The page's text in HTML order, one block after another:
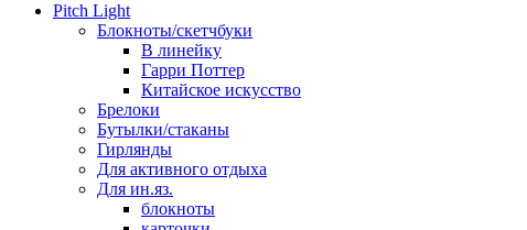
Pitch Light
Блокноты/скетчбуки
В линейку
Гарри Поттер
Китайское искусство
Брелоки
Бутылки/стаканы
Гирлянды
Для активного отдыха
Для ин.яз.
блокноты